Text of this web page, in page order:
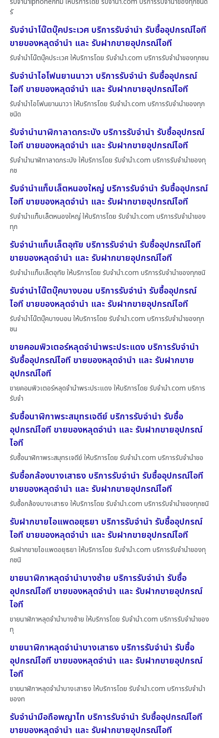
รั
รับจำนำโน๊ตบุ๊คประเวศ บริการรับจำนำ รับซื้ออุปกรณ์ไอที
ขายของหลุดจำนำ และ รับฝากขายอุปกรณ์ไอที
รับจำนำโน๊ตบุ๊คประเวศ ให้บริการโดย รับจํานํา.com บริการรับจำนำของทุกชน
รับจำนำไอโฟนยานนาวา บริการรับจำนำ รับซื้ออุปกรณ์
ไอที ขายของหลุดจำนำ และ รับฝากขายอุปกรณ์ไอที
รับจำนำไอโฟนยานนาวา ให้บริการโดย รับจํานํา.com บริการรับจำนำของทุก
ชนิด
รับจำนำนาฬิกาลาดกระบัง บริการรับจำนำ รับซื้ออุปกรณ์
ไอที ขายของหลุดจำนำ และ รับฝากขายอุปกรณ์ไอที
รับจำนำนาฬิกาลาดกระบัง ให้บริการโดย รับจํานํา.com บริการรับจำนำของทุ
กช
รับจำนำแท็บเล็ตหนองใหญ่ บริการรับจำนำ รับซื้ออุปกรณ์
ไอที ขายของหลุดจำนำ และ รับฝากขายอุปกรณ์ไอที
รับจำนำแท็บเล็ตหนองใหญ่ ให้บริการโดย รับจํานํา.com บริการรับจำนำของ
ทุก
รับจำนำแท็บเล็ตอุทัย บริการรับจำนำ รับซื้ออุปกรณ์ไอที
ขายของหลุดจำนำ และ รับฝากขายอุปกรณ์ไอที
รับจำนำแท็บเล็ตอุทัย ให้บริการโดย รับจํานํา.com บริการรับจำนำของทุกชนิ
รับจำนำโน๊ตบุ๊คบางบอน บริการรับจำนำ รับซื้ออุปกรณ์
ไอที ขายของหลุดจำนำ และ รับฝากขายอุปกรณ์ไอที
รับจำนำโน๊ตบุ๊คบางบอน ให้บริการโดย รับจํานํา.com บริการรับจำนำของทุก
ชน
ขายคอมพิวเตอร์หลุดจำนำพระประแดง บริการรับจำนำ
รับซื้ออุปกรณ์ไอที ขายของหลุดจำนำ และ รับฝากขาย
อุปกรณ์ไอที
ขายคอมพิวเตอร์หลุดจำนำพระประแดง ให้บริการโดย รับจํานํา.com บริการ
รับจำ
รับซื้อนาฬิกาพระสมุทรเจดีย์ บริการรับจำนำ รับซื้อ
อุปกรณ์ไอที ขายของหลุดจำนำ และ รับฝากขายอุปกรณ์
ไอที
รับซื้อนาฬิกาพระสมุทรเจดีย์ ให้บริการโดย รับจํานํา.com บริการรับจำนำขอ
รับซื้อกล้องบางเสาธง บริการรับจำนำ รับซื้ออุปกรณ์ไอที
ขายของหลุดจำนำ และ รับฝากขายอุปกรณ์ไอที
รับซื้อกล้องบางเสาธง ให้บริการโดย รับจํานํา.com บริการรับจำนำของทุกชนิ
รับฝากขายไอแพดอยุธยา บริการรับจำนำ รับซื้ออุปกรณ์
ไอที ขายของหลุดจำนำ และ รับฝากขายอุปกรณ์ไอที
รับฝากขายไอแพดอยุธยา ให้บริการโดย รับจํานํา.com บริการรับจำนำของทุ
กชนิ
ขายนาฬิกาหลุดจำนำบางซ้าย บริการรับจำนำ รับซื้อ
อุปกรณ์ไอที ขายของหลุดจำนำ และ รับฝากขายอุปกรณ์
ไอที
ขายนาฬิกาหลุดจำนำบางซ้าย ให้บริการโดย รับจํานํา.com บริการรับจำนำของ
ทุ
ขายนาฬิกาหลุดจำนำบางเสาธง บริการรับจำนำ รับซื้อ
อุปกรณ์ไอที ขายของหลุดจำนำ และ รับฝากขายอุปกรณ์
ไอที
ขายนาฬิกาหลุดจำนำบางเสาธง ให้บริการโดย รับจํานํา.com บริการรับจำนำ
ของท
รับจำนำมือถือพญาไท บริการรับจำนำ รับซื้ออุปกรณ์ไอที
ขายของหลุดจำนำ และ รับฝากขายอุปกรณ์ไอที